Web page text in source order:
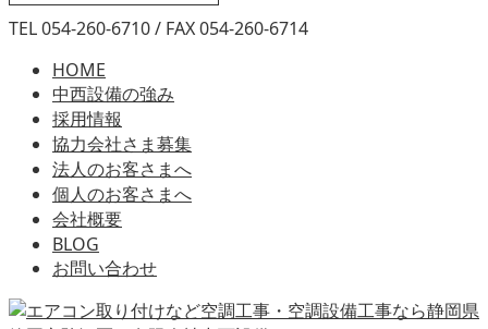
TEL 054-260-6710 / FAX 054-260-6714
HOME
中西設備の強み
採用情報
協力会社さま募集
法人のお客さまへ
個人のお客さまへ
会社概要
BLOG
お問い合わせ